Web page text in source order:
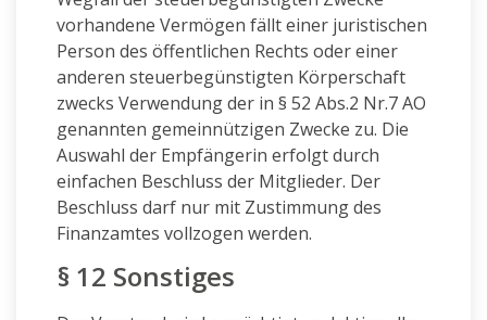
vorhandene Vermögen fällt einer juristischen
Person des öffentlichen Rechts oder einer
anderen steuerbegünstigten Körperschaft
zwecks Verwendung der in § 52 Abs.2 Nr.7 AO
genannten gemeinnützigen Zwecke zu. Die
Auswahl der Empfängerin erfolgt durch
einfachen Beschluss der Mitglieder. Der
Beschluss darf nur mit Zustimmung des
Finanzamtes vollzogen werden.
§ 12 Sonstiges